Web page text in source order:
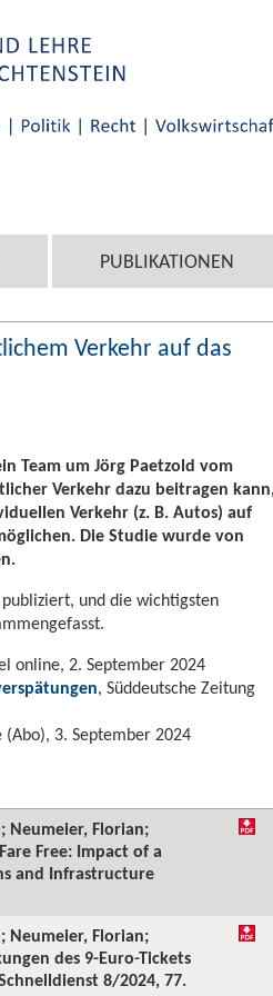
PUBLIKATIONEN
Verkehr auf das
Team um Jörg Paetzold vom
Verkehr dazu beitragen kann,
Verkehr (z. B. Autos) auf
Die Studie wurde von
und die wichtigsten
online, 2. September 2024
, Süddeutsche Zeitung
(Abo), 3. September 2024
Neumeier, Florian;
Free: Impact of a
and Infrastructure
Neumeier, Florian;
des 9-Euro-Tickets
8/2024, 77.